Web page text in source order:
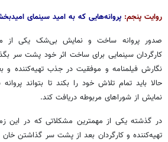
روایت پنجم: پروانه‌هایی که به امید سینمای
صدور پروانه ساخت و نمایش بی‌شک یکی از
کارگردان سینمایی برای ساخت اثر خود پشت سر
نگارش فیلمنامه و موفقیت در جذب تهیه‌کننده و
حالا باید تمام تلاش خود را بکند تا بتواند
نمایش از شوراهای مربوطه دریافت کند.
در گذشته یکی از مهمترین مشکلاتی که در این
تهیه‌کننده و کارگردان بعد از پشت سر گذاشتن